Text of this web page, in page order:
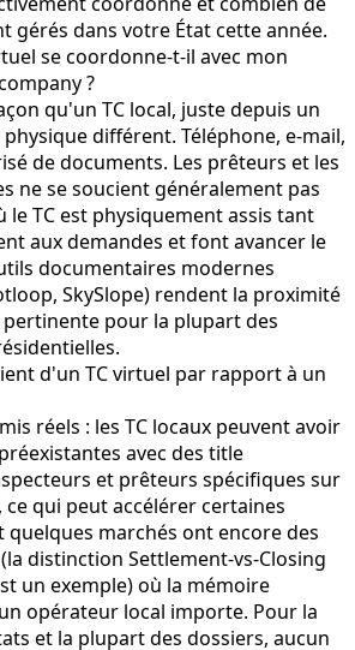
gérés dans votre État cette année.
se coordonne-t-il avec mon
?
qu'un TC local, juste depuis un
différent. Téléphone, e-mail,
de documents. Les prêteurs et les
ne se soucient généralement pas
le TC est physiquement assis tant
aux demandes et font avancer le
documentaires modernes
SkySlope) rendent la proximité
pour la plupart des
d'un TC virtuel par rapport à un
réels : les TC locaux peuvent avoir
avec des title
et prêteurs spécifiques sur
qui peut accélérer certaines
quelques marchés ont encore des
distinction Settlement-vs-Closing
un exemple) où la mémoire
opérateur local importe. Pour la
et la plupart des dossiers, aucun